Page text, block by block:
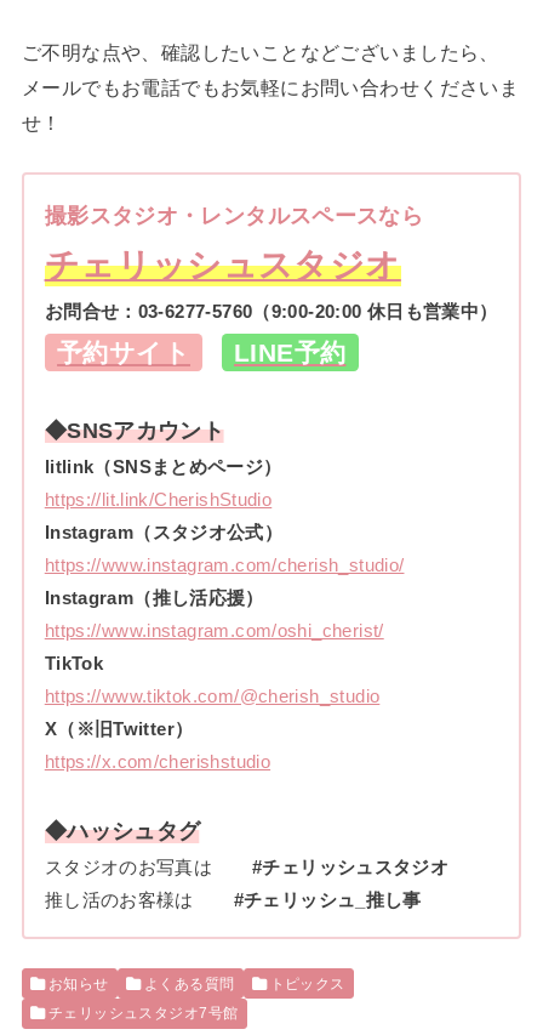
ご不明な点や、確認したいことなどございましたら、
メールでもお電話でもお気軽にお問い合わせくださいま
せ！
撮影スタジオ・レンタルスペースなら
チェリッシュスタジオ
お問合せ： 03-6277-5760 （9:00-20:00 休日も営業中）
予約サイト LINE予約
◆SNSアカウント
litlink（SNSまとめページ）
https://lit.link/CherishStudio
Instagram（スタジオ公式）
https://www.instagram.com/cherish_studio/
Instagram（推し活応援）
https://www.instagram.com/oshi_cherist/
TikTok
https://www.tiktok.com/@cherish_studio
X（※旧Twitter）
https://x.com/cherishstudio
◆ハッシュタグ
スタジオのお写真は
#チェリッシュスタジオ
推し活のお客様は
#チェリッシュ_推し事
お知らせ よくある質問
トピックス
チェリッシュスタジオ7号館